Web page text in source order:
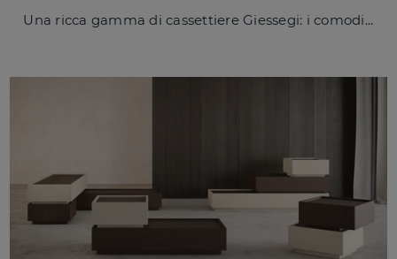
Una ricca gamma di cassettiere Giessegi: i comodini moderni in laccato opaco, come Oslo Gruppo Notte, sono tra le proposte più esclusive.